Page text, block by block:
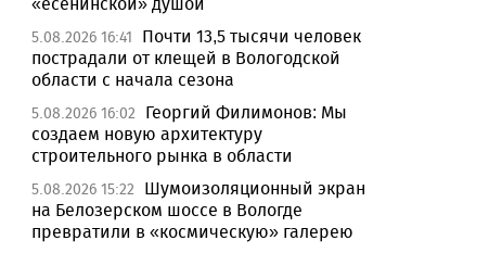
5.08.2026 16:41
Почти 13,5 тысячи человек
пострадали от клещей в Вологодской
области с начала сезона
5.08.2026 16:02
Георгий Филимонов: Мы
создаем новую архитектуру
строительного рынка в области
5.08.2026 15:22
Шумоизоляционный экран
на Белозерском шоссе в Вологде
превратили в «космическую» галерею